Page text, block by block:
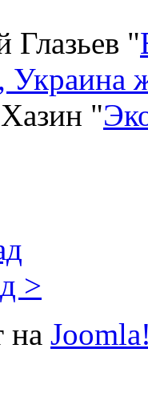
Глазьев "
Украина
"
>
на